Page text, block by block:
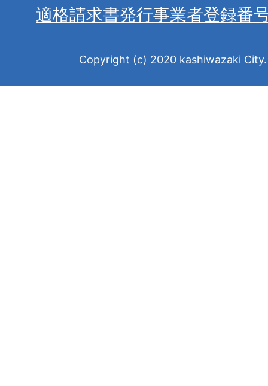
適格請求書発行事業者登録番
Copyright (c) 2020 kashiwazaki